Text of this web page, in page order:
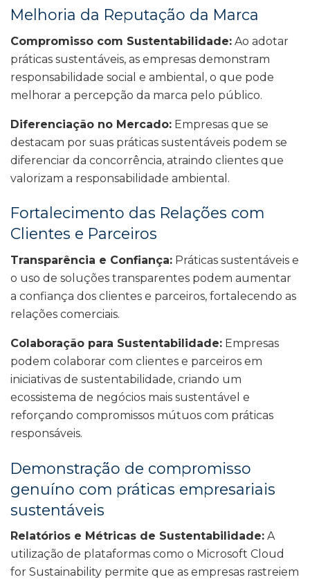
Melhoria da Reputação da Marca
Compromisso com Sustentabilidade: Ao adotar
práticas sustentáveis, as empresas demonstram
responsabilidade social e ambiental, o que pode
melhorar a percepção da marca pelo público.
Diferenciação no Mercado: Empresas que se
destacam por suas práticas sustentáveis podem se
diferenciar da concorrência, atraindo clientes que
valorizam a responsabilidade ambiental.
Fortalecimento das Relações com
Clientes e Parceiros
Transparência e Confiança: Práticas sustentáveis e
o uso de soluções transparentes podem aumentar
a confiança dos clientes e parceiros, fortalecendo as
relações comerciais.
Colaboração para Sustentabilidade: Empresas
podem colaborar com clientes e parceiros em
iniciativas de sustentabilidade, criando um
ecossistema de negócios mais sustentável e
reforçando compromissos mútuos com práticas
responsáveis.
Demonstração de compromisso
genuíno com práticas empresariais
sustentáveis
Relatórios e Métricas de Sustentabilidade: A
utilização de plataformas como o Microsoft Cloud
for Sustainability permite que as empresas rastreiem